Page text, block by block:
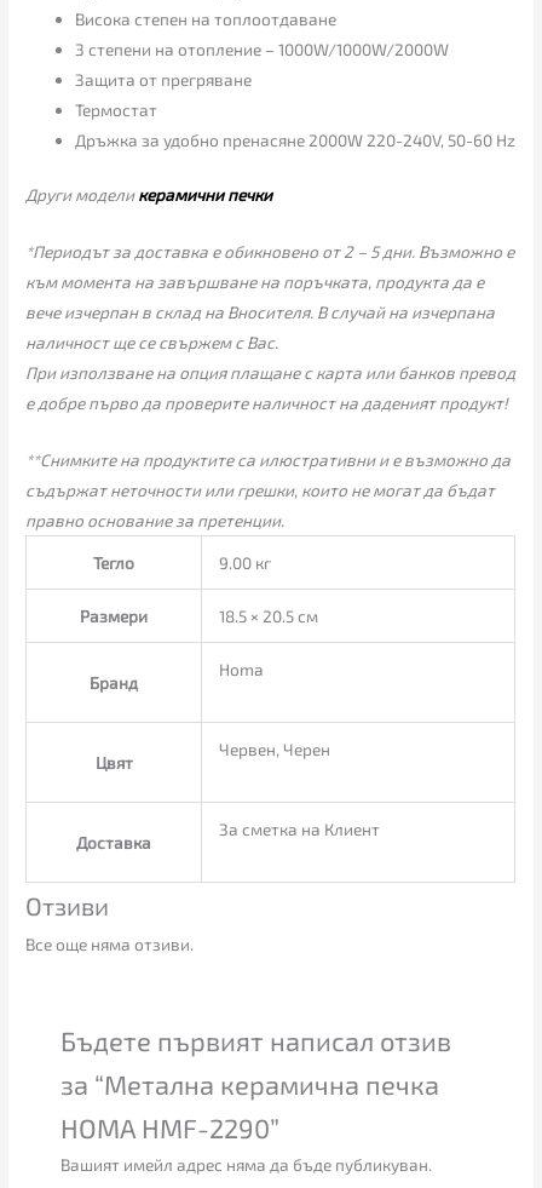
Висока степен на топлоотдаване
3 степени на отопление – 1000W/1000W/2000W
Защита от прегряване
Термостат
Дръжка за удобно пренасяне 2000W 220-240V, 50-60 Hz
Други моделикерамични печки
*Периодът за доставка е обикновено от 2 – 5 дни. Възможно е
към момента на завършване на поръчката, продукта да е
вече изчерпан в склад на Вносителя. В случай на изчерпана
наличност ще се свържем с Вас.
При използване на опция плащане с карта или банков превод
е добре първо да проверите наличност на даденият продукт!
**Снимките на продуктите са илюстративни и е възможно да
съдържат неточности или грешки, които не могат да бъдат
правно основание за претенции.
Тегло 9.00 кг
Размери 18.5 × 20.5 см
Бранд
Homa
Цвят
Червен, Черен
Доставка
За сметка на Клиент
Отзиви
Все още няма отзиви.
Бъдете първият написал отзив
за “Метална керамична печка
HOMA HMF-2290”
Вашият имейл адрес няма да бъде публикуван.